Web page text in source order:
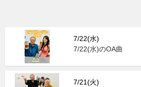
7/22(水)
7/22(水)のOA曲
7/21(火)